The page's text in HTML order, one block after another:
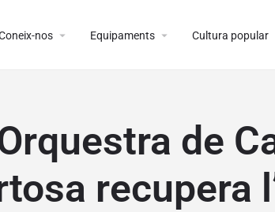
nos arrow_drop_down Equipaments arrow_drop_down Cultura popular
de
recupera